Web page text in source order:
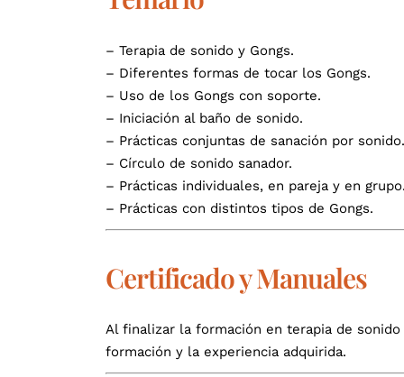
– Terapia de sonido y Gongs.
– Diferentes formas de tocar los Gongs.
– Uso de los Gongs con soporte.
– Iniciación al baño de sonido.
– Prácticas conjuntas de sanación por sonido.
– Círculo de sonido sanador.
– Prácticas individuales, en pareja y en grupo.
– Prácticas con distintos tipos de Gongs.
Certificado y Manuales
Al finalizar la formación en terapia de
formación y la experiencia adquirida.